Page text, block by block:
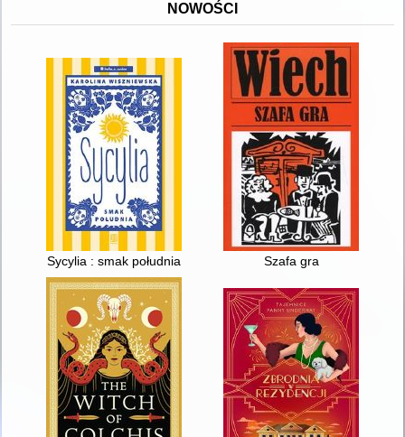
NOWOŚCI
Sycylia : smak południa Szafa gra